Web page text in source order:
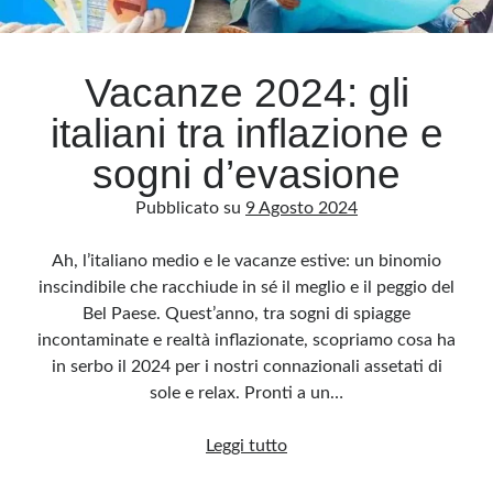
Archivio
Categorie
Questo blog non rappresenta una testata giornalistica, in quanto viene aggiornato
sensi della legge n· 62 del 7.03.2001. L’autore non è responsabile di quanto
pubblicato dai lettori nei commenti ai vari post. Saranno comunque cancellati quelli
ritenuti offensivi o lesivi dell’immagine o dell’onorabilità di terzi, di genere spam,
razzisti o che contengano dati personali non conformi al rispetto delle norme sulla
privacy. Alcune immagini inserite in questo blog sono tratte da Internet e, pertanto,
immediatamente rimosse. L’autore del blog non è responsabile dei siti collegati
Vacanze 2024: gli
italiani tra inflazione e
sogni d’evasione
Pubblicato su 9 Agosto 2024
Ah, l’italiano medio e le vacanze estive: un binomio
inscindibile che racchiude in sé il meglio e il peggio del
Bel Paese. Quest’anno, tra sogni di spiagge
incontaminate e realtà inflazionate, scopriamo cosa ha
in serbo il 2024 per i nostri connazionali assetati di
sole e relax. Pronti a un…
Leggi tuttoVacanze